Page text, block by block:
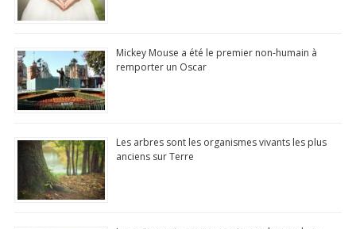
Mickey Mouse a été le premier non-humain à
remporter un Oscar
Les arbres sont les organismes vivants les plus
anciens sur Terre
Commentaire, Like,
Partage...
Télécharger(Google Play Store)